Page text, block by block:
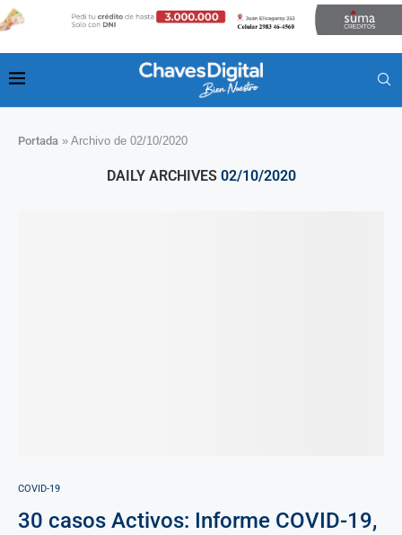
Portada » Archivo de 02/10/2020
DAILY ARCHIVES 02/10/2020
COVID-19
30 casos Activos: Informe COVID-19,